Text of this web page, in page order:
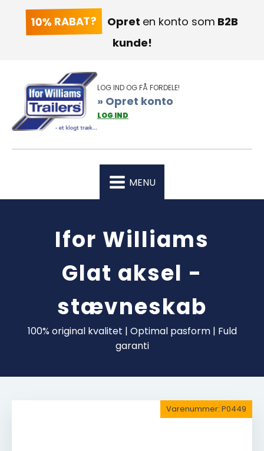
10% RABAT? Opret en konto som B2B
kunde!
LOG IND OG FÅ FORDELE!
» Opret konto
LOG IND
MENU
Ifor Williams
Glat aksel -
stævneskab
100% original kvalitet | Optimal pasform | Fuld
garanti
Varenummer: P0449